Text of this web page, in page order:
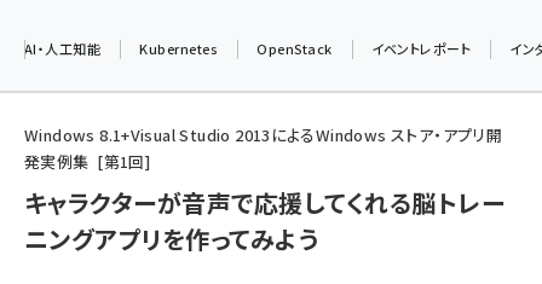
ツ
加藤銘のチーム貢献～仲間と築いた勝利の絆～ (2297)
iot女子会 (2248)
北海道をのんびり旅する晴山佳須夫のヒント集！ (2008)
AI・人工知能 Kubernetes OpenStack イベントレポート イン
Windows 8.1+Visual Studio 2013によるWindows ストア・アプリ開
発実例集
第1回
キャラクターが音声で応援してくれる脳トレー
ニングアプリを作ってみよう